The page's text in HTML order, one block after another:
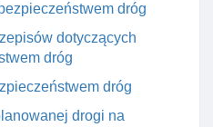
dróg
dotyczących
dróg
dróg
drogi na